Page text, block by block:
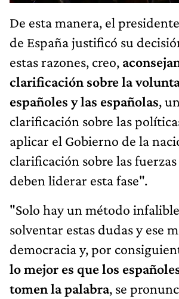
De esta manera, el
de España justificó su
estas razones, creo,
clarificación sobre la
españoles y las españolas,
clarificación sobre las
aplicar el Gobierno de la
clarificación sobre las
deben liderar esta fase".
"Solo hay un método
solventar estas dudas y ese
democracia y, por
lo mejor es que los
tomen la palabra, se